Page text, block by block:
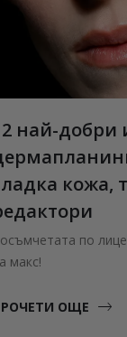
най-добри
кожа,
по
макс!
ОЩЕ